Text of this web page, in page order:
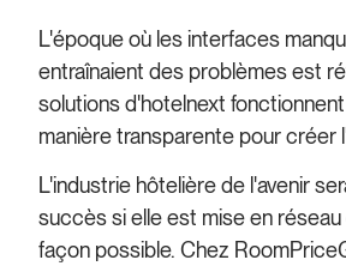
L'époque où les interfaces
entraînaient des problèmes est
solutions d'hotelnext
manière transparente pour créer
L'industrie hôtelière de l'avenir
succès si elle est mise en réseau
façon possible. Chez